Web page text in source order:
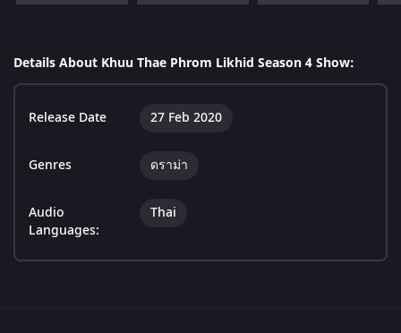
Details About Khuu Thae Phrom Likhid Season 4 Show:
Release Date 27 Feb 2020
Genres ดราม่า
Audio
Languages:
Thai